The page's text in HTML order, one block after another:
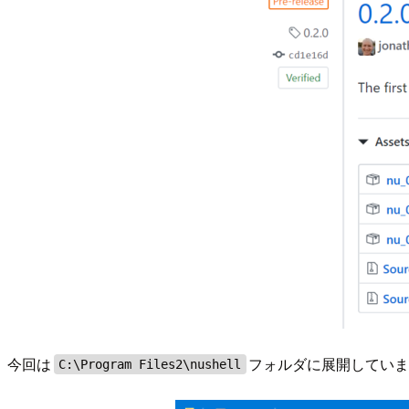
今回は C:\Program Files2\nushell フォルダに展開してい